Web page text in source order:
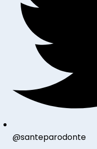
@santeparodonte